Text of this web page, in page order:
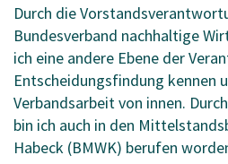
Durch die
Bundesverband nachhaltige
ich eine andere Ebene der
Entscheidungsfindung kennen
Verbandsarbeit von innen.
bin ich auch in den
Habeck (BMWK) berufen